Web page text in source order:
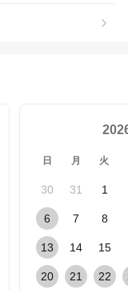
日 月 火
30 31 1
6 7 8
13 14 15
20 21 22